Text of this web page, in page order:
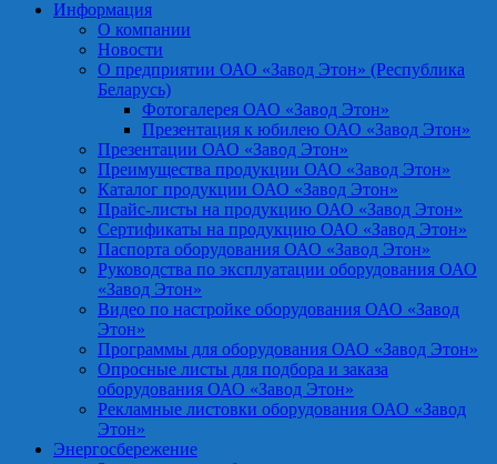
Информация
О компании
Новости
О предприятии ОАО «Завод Этон» (Республика
Беларусь)
Фотогалерея ОАО «Завод Этон»
Презентация к юбилею ОАО «Завод Этон»
Презентации ОАО «Завод Этон»
Преимущества продукции ОАО «Завод Этон»
Каталог продукции ОАО «Завод Этон»
Прайс-листы на продукцию ОАО «Завод Этон»
Сертификаты на продукцию ОАО «Завод Этон»
Паспорта оборудования ОАО «Завод Этон»
Руководства по эксплуатации оборудования ОАО
«Завод Этон»
Видео по настройке оборудования ОАО «Завод
Этон»
Программы для оборудования ОАО «Завод Этон»
Опросные листы для подбора и заказа
оборудования ОАО «Завод Этон»
Рекламные листовки оборудования ОАО «Завод
Этон»
Энергосбережение